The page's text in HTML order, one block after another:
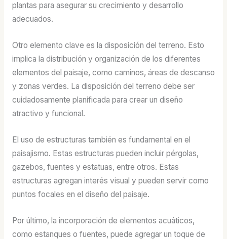
plantas para asegurar su crecimiento y desarrollo
adecuados.
Otro elemento clave es la disposición del terreno. Esto
implica la distribución y organización de los diferentes
elementos del paisaje, como caminos, áreas de descanso
y zonas verdes. La disposición del terreno debe ser
cuidadosamente planificada para crear un diseño
atractivo y funcional.
El uso de estructuras también es fundamental en el
paisajismo. Estas estructuras pueden incluir pérgolas,
gazebos, fuentes y estatuas, entre otros. Estas
estructuras agregan interés visual y pueden servir como
puntos focales en el diseño del paisaje.
Por último, la incorporación de elementos acuáticos,
como estanques o fuentes, puede agregar un toque de